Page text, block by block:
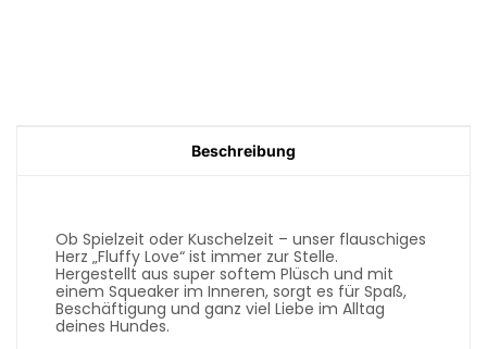
Beschreibung
Ob Spielzeit oder Kuschelzeit – unser flauschiges
Herz „Fluffy Love“ ist immer zur Stelle.
Hergestellt aus super softem Plüsch und mit
einem Squeaker im Inneren, sorgt es für Spaß,
Beschäftigung und ganz viel Liebe im Alltag
deines Hundes.